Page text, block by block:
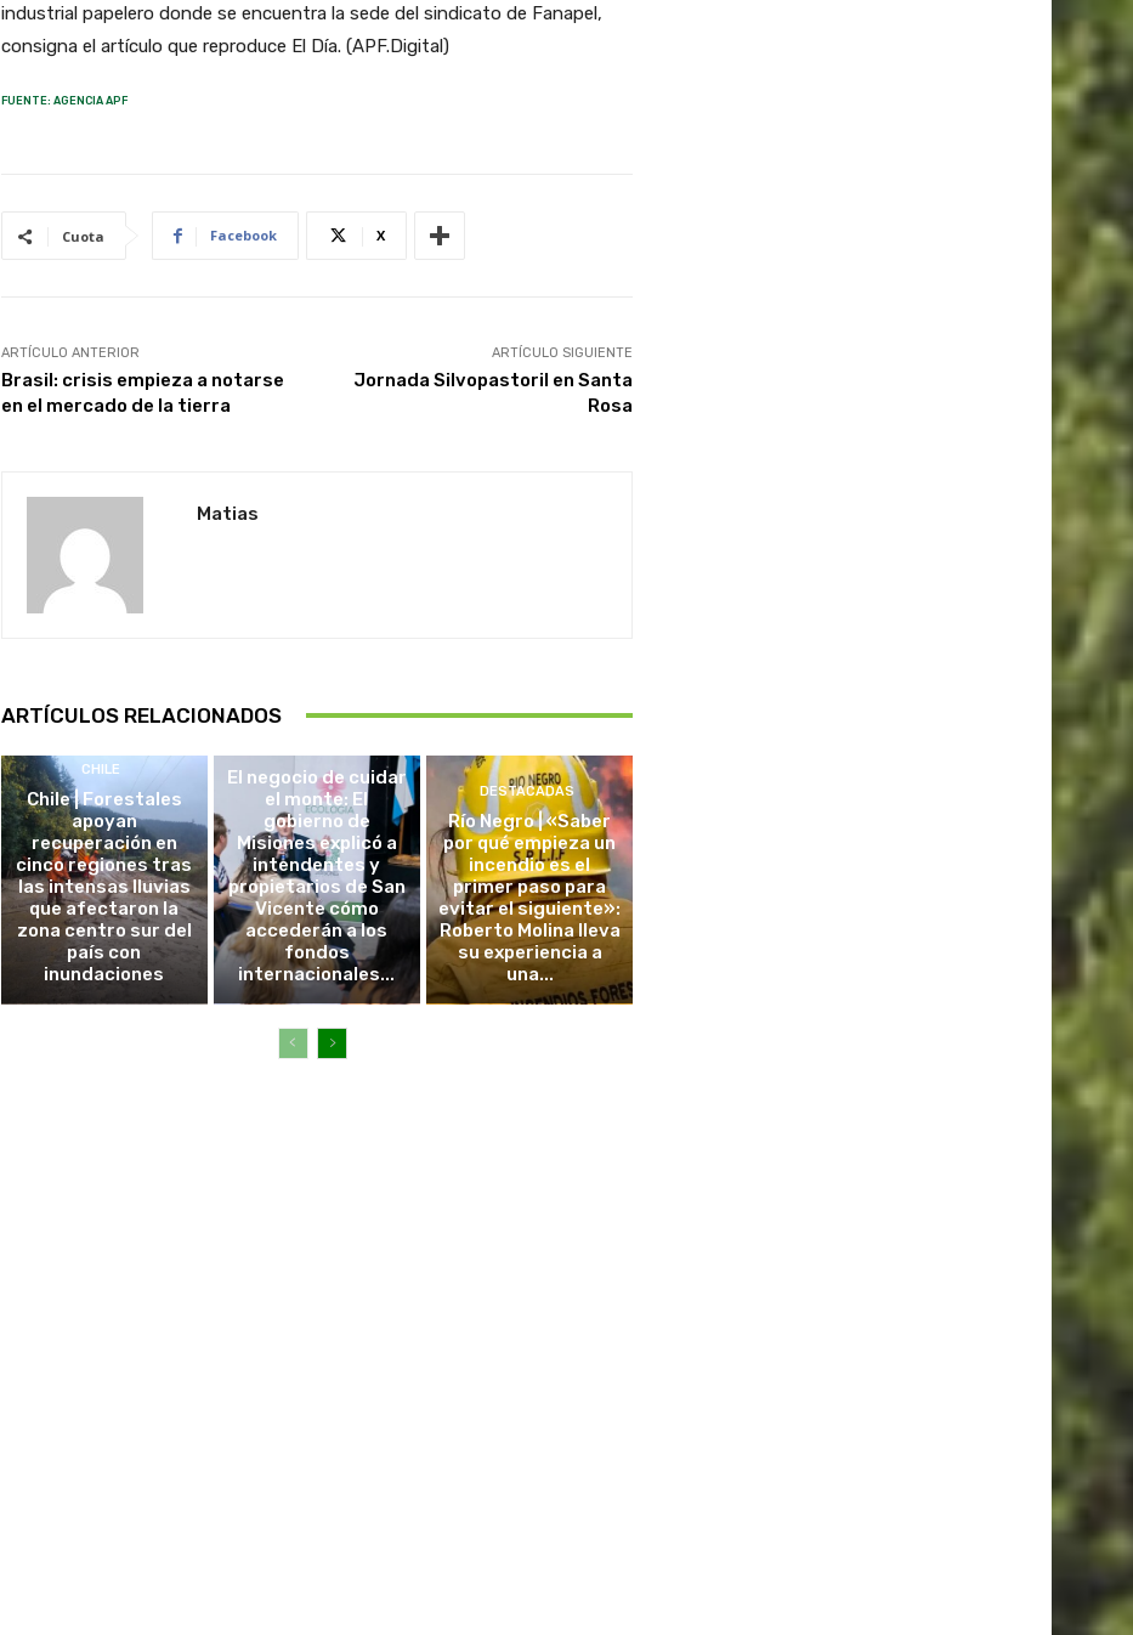
industrial papelero donde se encuentra la sede del sindicato de Fanapel,
consigna el artículo que reproduce El Día. (APF.Digital)
FUENTE: AGENCIA APF
Cuota Facebook X
ARTÍCULO ANTERIOR
Brasil: crisis empieza a notarse
en el mercado de la tierra
ARTÍCULO SIGUIENTE
Jornada Silvopastoril en Santa
Rosa
Matias
ARTÍCULOS RELACIONADOS
CHILE
Chile | Forestales
apoyan
recuperación en
cinco regiones tras
las intensas lluvias
que afectaron la
zona centro sur del
país con
inundaciones
El negocio de cuidar
el monte: El
gobierno de
Misiones explicó a
intendentes y
propietarios de San
Vicente cómo
accederán a los
fondos
internacionales...
DESTACADAS
Río Negro | «Saber
por qué empieza un
incendio es el
primer paso para
evitar el siguiente»:
Roberto Molina lleva
su experiencia a
una...